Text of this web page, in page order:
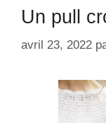
Un pull
avril 23, 2022